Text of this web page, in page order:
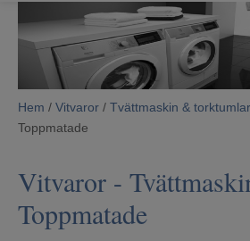
Hushållsapparater
Luftvård och Värme
Hem & Fritid
Kundtjänst
Hem / Vitvaror / Tvättmaskin &
Toppmatade
Vitvaror -
Toppmatade